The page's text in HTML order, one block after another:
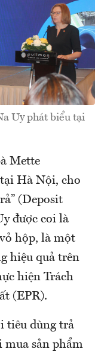
Uy phát biểu tại
Mette
Hà Nội, cho
(Deposit
được coi là
hộp, là một
hiệu quả trên
hiện Trách
(EPR).
tiêu dùng trả
sản phẩm